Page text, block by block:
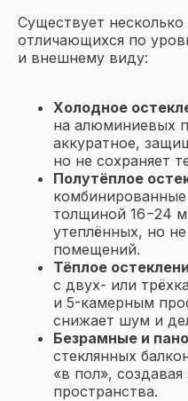
Существует
отличающихся по
и внешнему виду:
Холодное
на алюминиевых
аккуратное,
но не сохраняет
Полутёплое
толщиной 16−24
утеплённых, но
помещений.
Тёплое
с двух- или
и 5-камерным
снижает шум и
Безрамные и
стеклянных
«в пол»,
пространства.